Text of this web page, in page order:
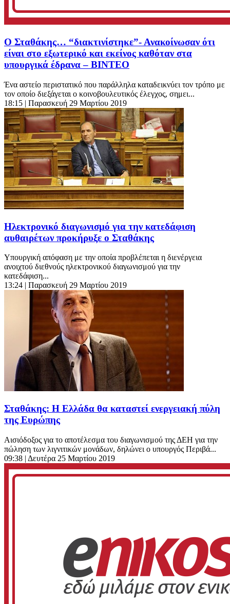
Ο Σταθάκης… “διακτινίστηκε”- Ανακοίνωσαν ότι
είναι στο εξωτερικό και εκείνος καθόταν στα
υπουργικά έδρανα – ΒΙΝΤΕΟ
Ένα αστείο περιστατικό που παράλληλα καταδεικνύει τον τρόπο με
τον οποίο διεξάγεται ο κοινοβουλευτικός έλεγχος, σημει...
18:15 | Παρασκευή 29 Μαρτίου 2019
Ηλεκτρονικό διαγωνισμό για την κατεδάφιση
αυθαιρέτων προκήρυξε ο Σταθάκης
Υπουργική απόφαση με την οποία προβλέπεται η διενέργεια
ανοιχτού διεθνούς ηλεκτρονικού διαγωνισμού για την
κατεδάφιση...
13:24 | Παρασκευή 29 Μαρτίου 2019
Σταθάκης: Η Ελλάδα θα καταστεί ενεργειακή πύλη
της Ευρώπης
Αισιόδοξος για το αποτέλεσμα του διαγωνισμού της ΔΕΗ για την
πώληση των λιγνιτικών μονάδων, δηλώνει ο υπουργός Περιβά...
09:38 | Δευτέρα 25 Μαρτίου 2019